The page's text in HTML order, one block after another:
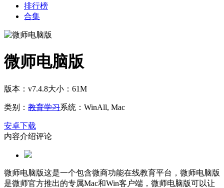
排行榜
合集
微师电脑版
版本：v7.4.8大小：61M
类别： 教育学习系统：WinAll, Mac
安卓下载
内容介绍评论
微师电脑版这是一个包含微商功能在线教育平台，微师电脑版
是微师官方推出的专属Mac和Win客户端，微师电脑版可以让